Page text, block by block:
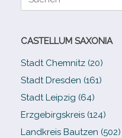
CASTELLUM SAXONIA
Stadt Chemnitz (20)
Stadt Dresden (161)
Stadt Leipzig (64)
Erzgebirgskreis (124)
Landkreis Bautzen (502)